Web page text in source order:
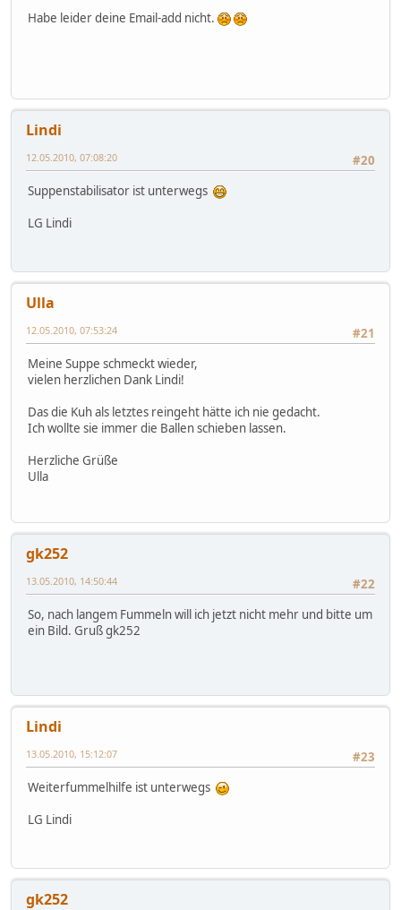
Habe leider deine Email-add nicht.
Lindi
#20
12.05.2010, 07:08:20
Suppenstabilisator ist unterwegs
LG Lindi
Ulla
#21
12.05.2010, 07:53:24
Meine Suppe schmeckt wieder,
vielen herzlichen Dank Lindi!
Das die Kuh als letztes reingeht hätte ich nie gedacht.
Ich wollte sie immer die Ballen schieben lassen.
Herzliche Grüße
Ulla
gk252
#22
13.05.2010, 14:50:44
So, nach langem Fummeln will ich jetzt nicht mehr und bitte um
ein Bild. Gruß gk252
Lindi
#23
13.05.2010, 15:12:07
Weiterfummelhilfe ist unterwegs
LG Lindi
gk252